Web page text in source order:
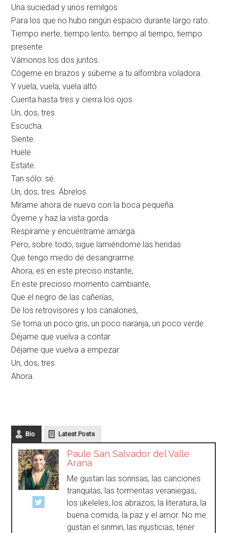
Una suciedad y unos remilgos
Para los que no hubo ningún espacio durante largo rato.
Tiempo inerte, tiempo lento, tiempo al tiempo, tiempo
presente.
Vámonos los dos juntos.
Cógeme en brazos y súbeme a tu alfombra voladora.
Y vuela, vuela, vuela alto.
Cuenta hasta tres y cierra los ojos.
Un, dos, tres.
Escucha.
Siente.
Huele.
Estate.
Tan sólo: sé.
Un, dos, tres. Ábrelos.
Mírame ahora de nuevo con la boca pequeña.
Óyeme y haz la vista gorda.
Respírame y encuéntrame amarga.
Pero, sobre todo, sigue lamiéndome las heridas
Que tengo miedo de desangrarme.
Ahora, es en este preciso instante,
En este precioso momento cambiante,
Que el negro de las cañerías,
De los retrovisores y los canalones,
Se torna un poco gris, un poco naranja, un poco verde.
Déjame que vuelva a contar.
Déjame que vuelva a empezar.
Un, dos, tres.
Ahora.
Bio Latest Posts
Paule San Salvador del Valle
Arana
Me gustan las sonrisas, las canciones
tranquilas, las tormentas veraniegas,
los ukeleles, los abrazos, la literatura, la
buena comida, la paz y el amor. No me
gustan el sirimiri, las injusticias, tener